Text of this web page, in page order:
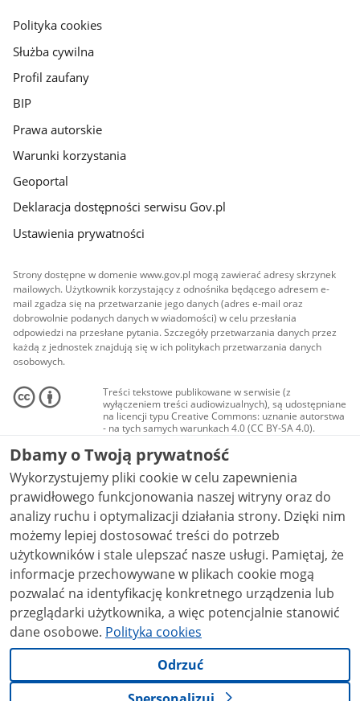
gov.pl
Polityka cookies
Służba cywilna
Profil zaufany
BIP
Prawa autorskie
Warunki korzystania
Geoportal
Deklaracja dostępności serwisu Gov.pl
Ustawienia prywatności
Strony dostępne w domenie www.gov.pl mogą zawierać adresy skrzynek
mailowych. Użytkownik korzystający z odnośnika będącego adresem e-
mail zgadza się na przetwarzanie jego danych (adres e-mail oraz
dobrowolnie podanych danych w wiadomości) w celu przesłania
odpowiedzi na przesłane pytania. Szczegóły przetwarzania danych przez
każdą z jednostek znajdują się w ich politykach przetwarzania danych
osobowych.
Treści tekstowe publikowane w serwisie (z
wyłączeniem treści audiowizualnych), są udostępniane
na licencji typu Creative Commons: uznanie autorstwa
- na tych samych warunkach 4.0 (CC BY-SA 4.0).
Materiały audiowizualne, w tym zdjęcia, materiały
audio i wideo, są udostępniane na licencji typu
Creative Commons: uznanie autorstwa użycie
niekomercyjne - bez utworów zależnych 4.0 (CC BY-
NC-ND 4.0), o ile nie jest to stwierdzone inaczej.
Dbamy o Twoją prywatność
Wykorzystujemy pliki cookie w celu zapewnienia
prawidłowego funkcjonowania naszej witryny oraz do
analizy ruchu i optymalizacji działania strony. Dzięki nim
możemy lepiej dostosować treści do potrzeb
użytkowników i stale ulepszać nasze usługi. Pamiętaj, że
informacje przechowywane w plikach cookie mogą
pozwalać na identyfikację konkretnego urządzenia lub
przeglądarki użytkownika, a więc potencjalnie stanowić
dane osobowe. Polityka cookies
Odrzuć